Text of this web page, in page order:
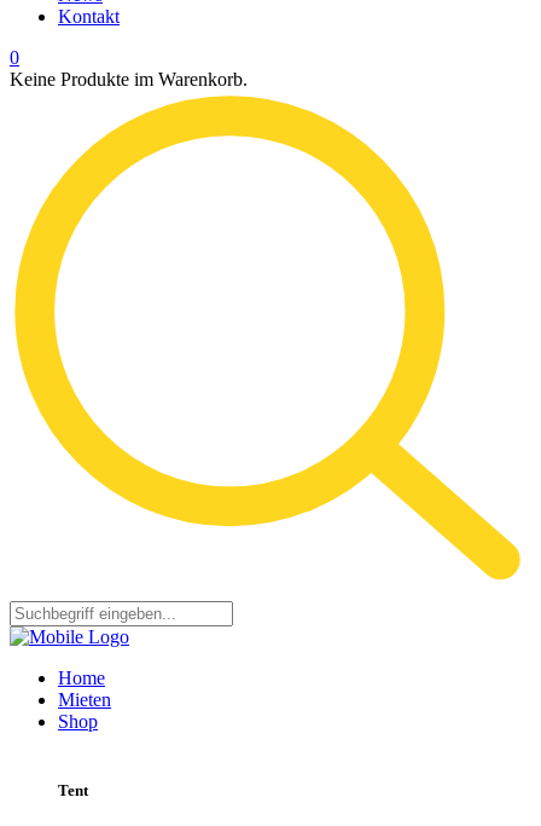
Kontakt
0
Keine Produkte im Warenkorb.
Home
Mieten
Shop
Tent